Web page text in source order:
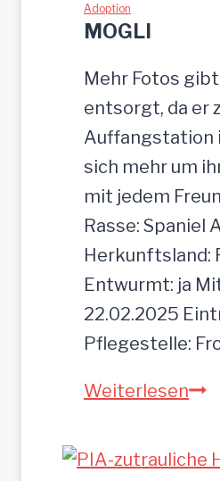
r
d
e
e
i
n
f
a
c
h
u
ü
Adoption
MOGLI
Mehr Fotos
entsorgt, da er
Auffangstation
sich mehr um
mit jedem
Rasse: Spaniel
Herkunftsland:
Entwurmt: ja
22.02.2025
Pflegestelle:
WeiterlesenM
G